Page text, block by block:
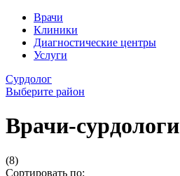
Врачи
Клиники
Диагностические центры
Услуги
Сурдолог
Выберите район
Врачи-сурдологи
(8)
Сортировать по: